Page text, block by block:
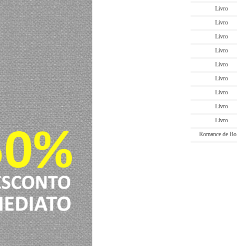
Livro
Livro
Livro
Livro
Livro
Livro
Livro
Livro
Livro
Romance de